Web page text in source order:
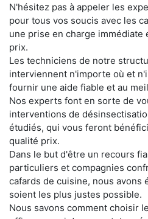
N'hésitez pas à appeler les
pour tous vos soucis avec les
une prise en charge immédiate
prix.
Les techniciens de notre
interviennent n'importe où et
fournir une aide fiable et au
Nos experts font en sorte de
interventions de
étudiés, qui vous feront
qualité prix.
Dans le but d'être un recours
particuliers et compagnies
cafards de cuisine, nous avons
soient les plus justes possible.
Nous savons comment choisir